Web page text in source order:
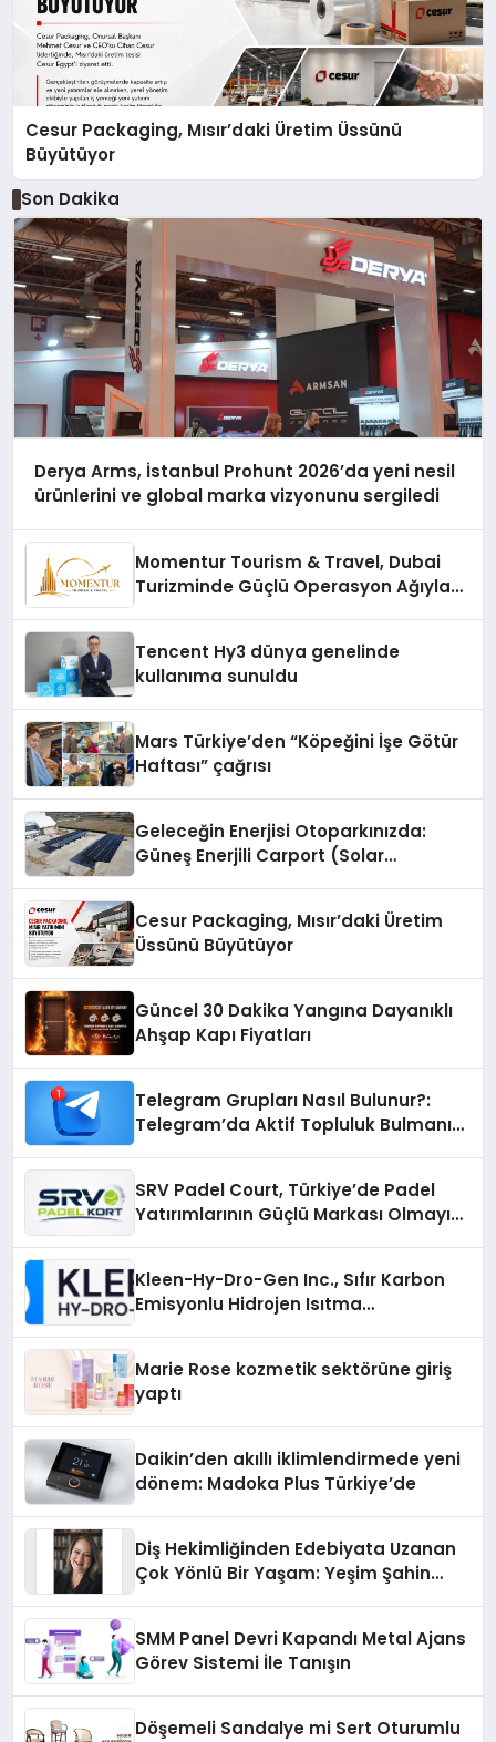
Cesur Packaging, Mısır’daki Üretim Üssünü
Büyütüyor
Son Dakika
Derya Arms, İstanbul Prohunt 2026’da yeni nesil
ürünlerini ve global marka vizyonunu sergiledi
Momentur Tourism & Travel, Dubai
Turizminde Güçlü Operasyon Ağıyla
Tencent Hy3 dünya genelinde
kullanıma sunuldu
Mars Türkiye’den “Köpeğini İşe Götür
Haftası” çağrısı
Geleceğin Enerjisi Otoparkınızda:
Güneş Enerjili Carport (Solar
Cesur Packaging, Mısır’daki Üretim
Üssünü Büyütüyor
Güncel 30 Dakika Yangına Dayanıklı
Ahşap Kapı Fiyatları
Telegram Grupları Nasıl Bulunur?:
Telegram’da Aktif Topluluk Bulmanın
SRV Padel Court, Türkiye’de Padel
Yatırımlarının Güçlü Markası Olmayı
Kleen-Hy-Dro-Gen Inc., Sıfır Karbon
Emisyonlu Hidrojen Isıtma
Marie Rose kozmetik sektörüne giriş
yaptı
Daikin’den akıllı iklimlendirmede yeni
dönem: Madoka Plus Türkiye’de
Diş Hekimliğinden Edebiyata Uzanan
Çok Yönlü Bir Yaşam: Yeşim Şahin
SMM Panel Devri Kapandı Metal Ajans
Görev Sistemi İle Tanışın
Döşemeli Sandalye mi Sert Oturumlu